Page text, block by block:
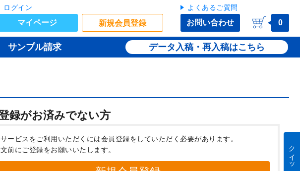
ログイン
マイページ 新規会員登録
よくあるご質問
お問い合わせ 0
サンプル請求 データ入稿・再入稿
録がお済みでない方
ービスをご利用いただくには会員登録をしていただく必要があります。
前にご登録をお願いいたします。